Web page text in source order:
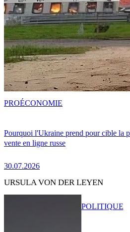
Pourquoi l'Ukraine prend pour cible la
vente en ligne russe
30.07.2026
PROÉCONOMIE
URSULA VON DER LEYEN
POLITIQUE